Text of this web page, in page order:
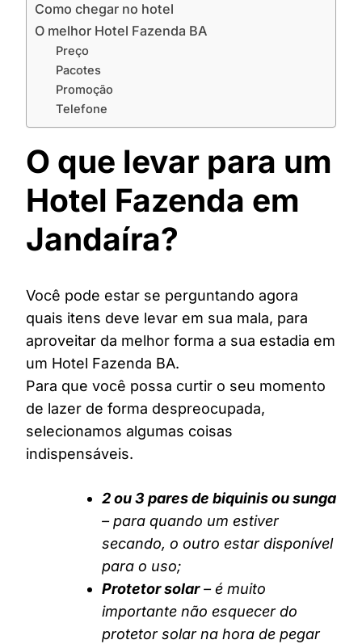
Como chegar no hotel
O melhor Hotel Fazenda BA
Preço
Pacotes
Promoção
Telefone
O que levar para um
Hotel Fazenda em
Jandaíra?
Você pode estar se perguntando agora
quais itens deve levar em sua mala, para
aproveitar da melhor forma a sua estadia em
um Hotel Fazenda BA.
Para que você possa curtir o seu momento
de lazer de forma despreocupada,
selecionamos algumas coisas
indispensáveis.
2 ou 3 pares de biquinis ou sunga
– para quando um estiver
secando, o outro estar disponível
para o uso;
Protetor solar– é muito
importante não esquecer do
protetor solar na hora de pegar